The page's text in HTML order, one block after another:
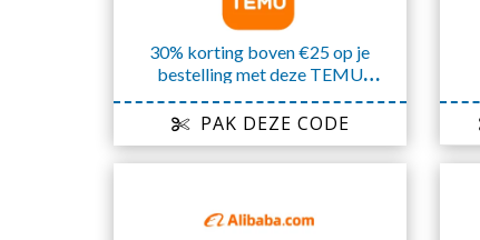
30% korting boven €25 op je
bestelling met deze TEMU
kortingscode
PAK DEZE CODE